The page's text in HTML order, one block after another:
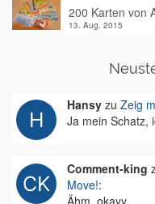
200 Karten von
13. Aug. 2015
Hansy zu Zeig
Ja mein Schatz,
Comment-king
Move!: